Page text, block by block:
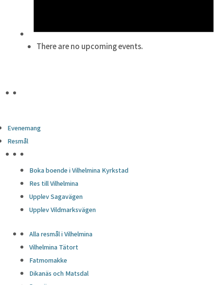
There are no upcoming events.
Evenemang
Resmål
Boka boende i Vilhelmina Kyrkstad
Res till Vilhelmina
Upplev Sagavägen
Upplev Vildmarksvägen
Alla resmål i Vilhelmina
Vilhelmina Tätort
Fatmomakke
Dikanäs och Matsdal